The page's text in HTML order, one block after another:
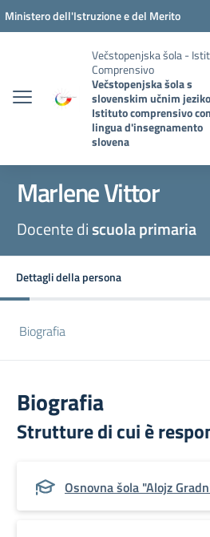
Vai ai contenuti
Vai al menu di navigazione
Vai al footer
Ministero dell'Istruzione e del Merito
Večstopenjska šola -
Comprensivo
Večstopenjska šola s
slovenskim učnim
Istituto comprensivo con
lingua d'insegnamento
slovena
Marlene Vittor
Docente discuola primaria
Dettagli della persona
Biografia
Biografia
Strutture di cui è
Osnovna šola "Alojz